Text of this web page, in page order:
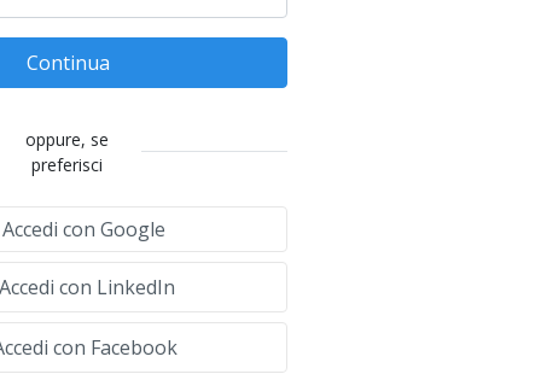
Continua
oppure, se
preferisci
con Google
con LinkedIn
con Facebook